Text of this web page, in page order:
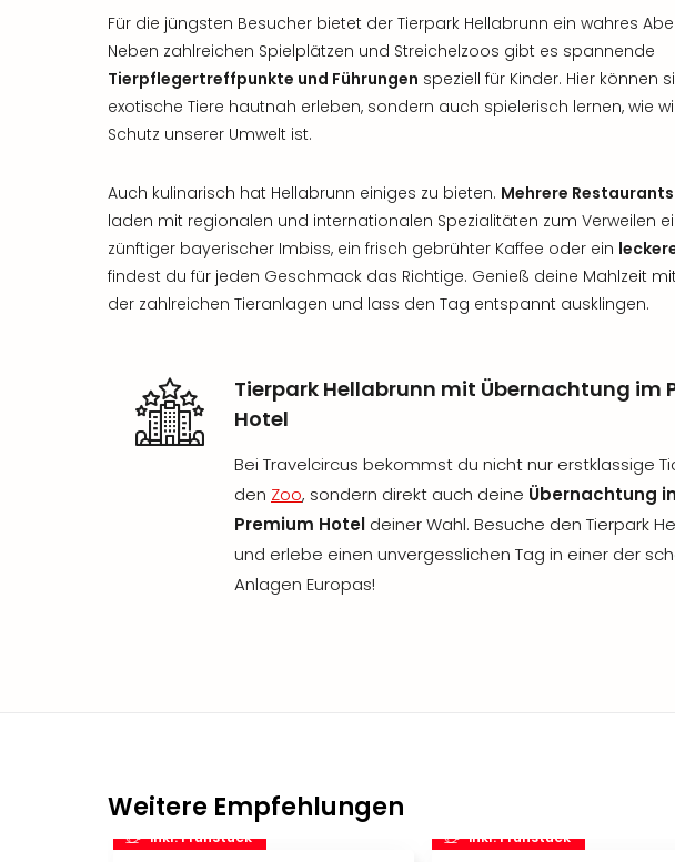
Für die jüngsten Besucher bietet der Tierpark Hellabrunn ein wahres
Neben zahlreichen Spielplätzen und Streichelzoos gibt es spannende
Tierpflegertreffpunkte und Führungen speziell für Kinder. Hier können
exotische Tiere hautnah erleben, sondern auch spielerisch lernen, wie
Schutz unserer Umwelt ist.
Auch kulinarisch hat Hellabrunn einiges zu bieten. Mehrere
laden mit regionalen und internationalen Spezialitäten zum Verweilen
zünftiger bayerischer Imbiss, ein frisch gebrühter Kaffee oder ein
findest du für jeden Geschmack das Richtige. Genieß deine Mahlzeit
der zahlreichen Tieranlagen und lass den Tag entspannt ausklingen.
Tierpark Hellabrunn mit Übernachtung im
Hotel
Bei Travelcircus bekommst du nicht nur erstklassige
den Zoo, sondern direkt auch deine Übernachtung
Premium Hotel deiner Wahl. Besuche den Tierpark
und erlebe einen unvergesslichen Tag in einer der
Anlagen Europas!
Weitere Empfehlungen
inkl. Frühstück inkl. Frühstück